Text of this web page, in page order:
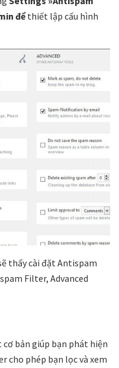
đểthiết lập cấu hình
thấy cài đặt Antispam
Filter, Advanced
bản giúp bạn phát hiện
cho phép bạn lọc và xem